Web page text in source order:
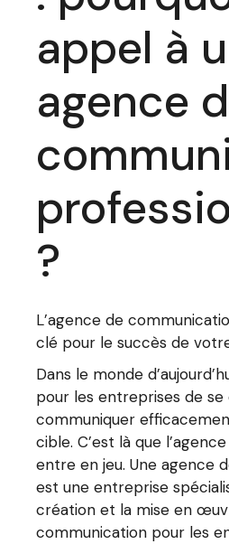
appel à
agence
?
L’agence de
clé pour le succès de
Dans le monde
pour les entreprises de
communiquer
cible. C’est là que
entre en jeu. Une agence
est une entreprise
création et la mise en
communication pour les